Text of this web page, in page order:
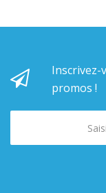
Inscrivez-
promos !